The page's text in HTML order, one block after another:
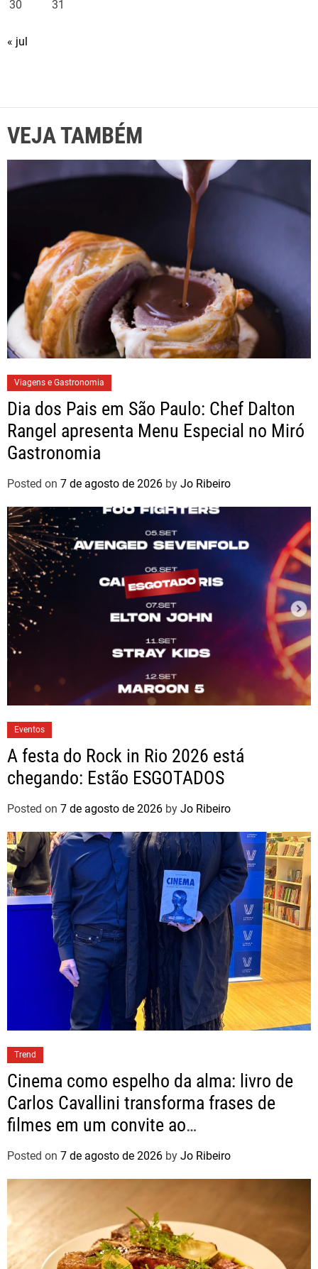
30 31
« jul
VEJA TAMBÉM
Viagens e Gastronomia
Dia dos Pais em São Paulo: Chef Dalton
Rangel apresenta Menu Especial no Miró
Gastronomia
Posted on 7 de agosto de 2026 by Jo Ribeiro
Eventos
A festa do Rock in Rio 2026 está
chegando: Estão ESGOTADOS
Posted on 7 de agosto de 2026 by Jo Ribeiro
Trend
Cinema como espelho da alma: livro de
Carlos Cavallini transforma frases de
filmes em um convite ao
autoconhecimento
Posted on 7 de agosto de 2026 by Jo Ribeiro